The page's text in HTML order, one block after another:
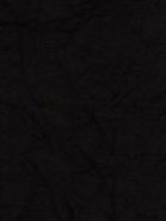
の
の
い季節の
情報をお